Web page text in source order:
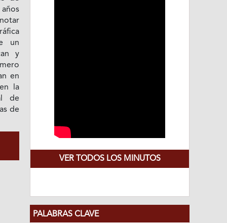
un
y
en
la
de
de
VER TODOS LOS MINUTOS
PALABRAS CLAVE